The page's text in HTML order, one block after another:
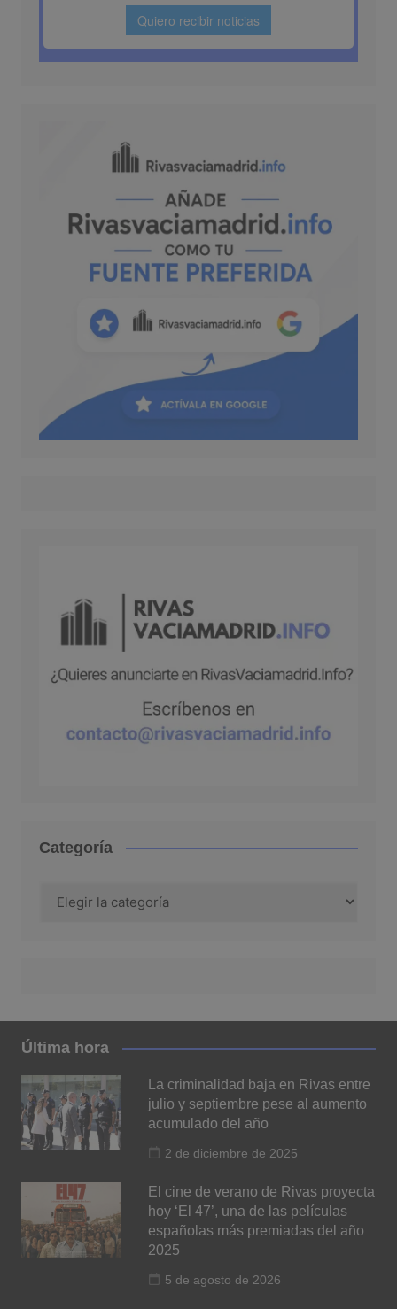
Categoría
Última hora
La criminalidad baja en Rivas entre
julio y septiembre pese al aumento
acumulado del año
2 de diciembre de 2025
El cine de verano de Rivas proyecta
hoy ‘El 47’, una de las películas
españolas más premiadas del año
2025
5 de agosto de 2026